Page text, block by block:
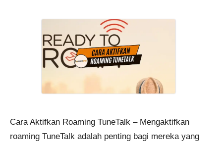
Cara Aktifkan Roaming TuneTalk – Mengaktifkan
roaming TuneTalk adalah penting bagi mereka yang